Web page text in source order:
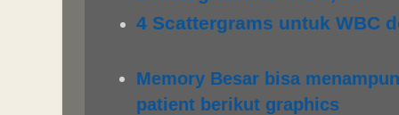
4 Scattergrams untuk
Memory Besar bisa
patient berikut graphics